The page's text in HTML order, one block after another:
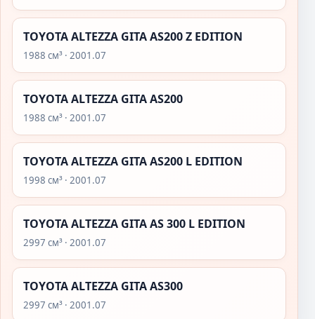
TOYOTA ALTEZZA GITA AS200 Z EDITION
1988 см³ · 2001.07
TOYOTA ALTEZZA GITA AS200
1988 см³ · 2001.07
TOYOTA ALTEZZA GITA AS200 L EDITION
1998 см³ · 2001.07
TOYOTA ALTEZZA GITA AS 300 L EDITION
2997 см³ · 2001.07
TOYOTA ALTEZZA GITA AS300
2997 см³ · 2001.07